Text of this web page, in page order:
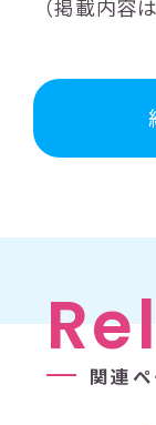
（掲載内容
関連